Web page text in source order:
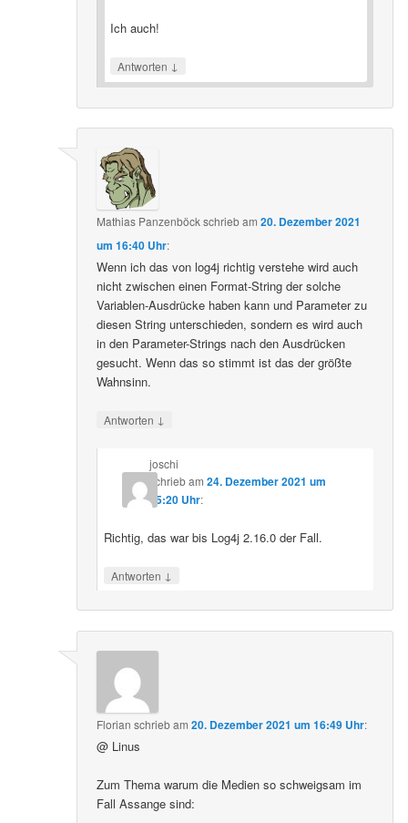
Ich auch!
Antworten ↓
Mathias Panzenböckschriebam20. Dezember 2021
um 16:40 Uhr:
Wenn ich das von log4j richtig verstehe wird auch
nicht zwischen einen Format-String der solche
Variablen-Ausdrücke haben kann und Parameter zu
diesen String unterschieden, sondern es wird auch
in den Parameter-Strings nach den Ausdrücken
gesucht. Wenn das so stimmt ist das der größte
Wahnsinn.
Antworten ↓
joschi
schriebam 24. Dezember 2021 um
15:20 Uhr:
Richtig, das war bis Log4j 2.16.0 der Fall.
Antworten ↓
Florian schriebam20. Dezember 2021 um 16:49 Uhr:
@ Linus
Zum Thema warum die Medien so schweigsam im
Fall Assange sind: